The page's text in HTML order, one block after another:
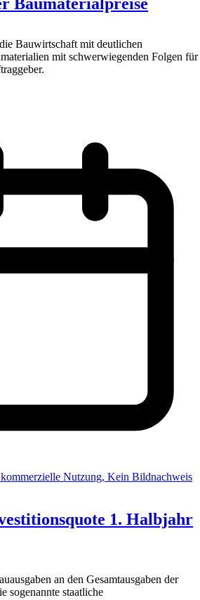
Bauwirtschaft mit deutlichen
mit schwerwiegenden Folgen für
1. Halbjahr
an den Gesamtausgaben der
sogenannte staatliche